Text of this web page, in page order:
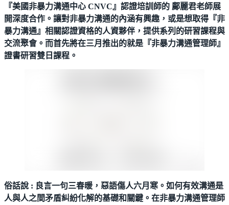
『美國非暴力溝通中心 CNVC』認證培訓師的 鄺麗君老師展
開深度合作。讓對非暴力溝通的內涵有興趣，或是想取得『非
暴力溝通』相關認證資格的人資夥伴，提供系列的研習課程與
交流聚會。而首先將在三月推出的就是『非暴力溝通管理師』
證書研習雙日課程。
俗話說 : 良言一句三春暖，惡語傷人六月寒。如何有效溝通是
人與人之間矛盾糾紛化解的基礎和關鍵。在非暴力溝通管理師